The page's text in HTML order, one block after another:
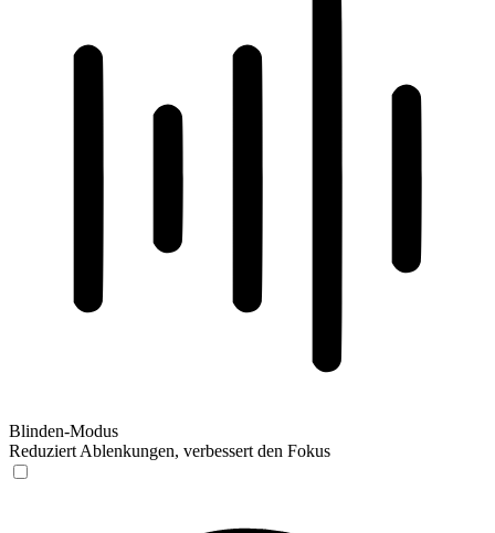
Blinden-Modus
Reduziert Ablenkungen, verbessert den Fokus